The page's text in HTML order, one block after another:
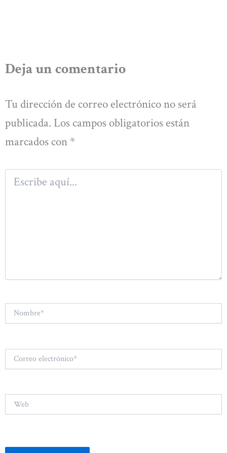
Deja un comentario
Tu dirección de correo electrónico no será
publicada. Los campos obligatorios están
marcados con *
Escribe
aquí...
Nombre*
electrónico*